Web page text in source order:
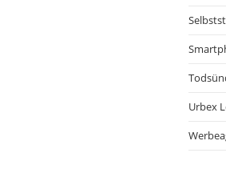
Urbex